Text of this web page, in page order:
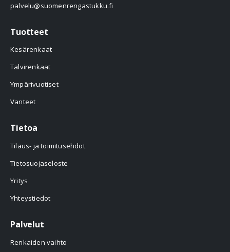
palvelu@suomenrengastukku.fi
Tuotteet
Kesärenkaat
Talvirenkaat
Ympärivuotiset
Vanteet
Tietoa
Tilaus- ja toimitusehdot
Tietosuojaseloste
Yritys
Yhteystiedot
Palvelut
Renkaiden vaihto